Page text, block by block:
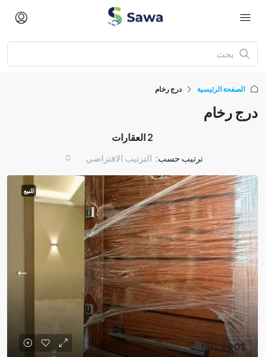
الصفحة الرئيسية درج رخام
درج رخام
2 العقارات
ترتيب حسب: الترتيب الافتراضي
للبيع
150,000$